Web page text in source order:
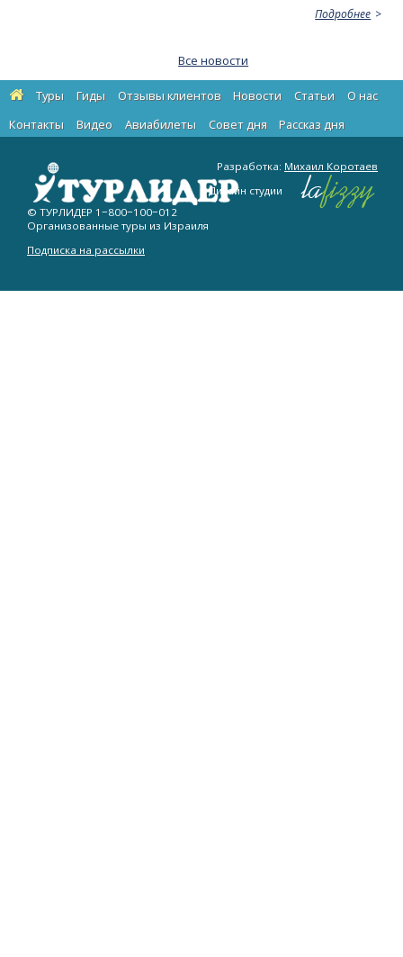
Подробнее
Все новости
Туры Гиды Отзывы клиентов Новости Статьи
О нас
Контакты
Видео Авиабилеты Cовет дня Рассказ дня
© ТУРЛИДЕР 1−800−100−012
Организованные туры из Израиля
Подписка на рассылки
Разработка: Михаил Коротаев
Дизайн студии